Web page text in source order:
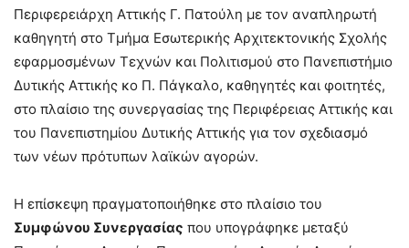
Περιφερειάρχη Αττικής Γ. Πατούλη με τον αναπληρωτή
καθηγητή στο Τμήμα Εσωτερικής Αρχιτεκτονικής Σχολής
εφαρμοσμένων Τεχνών και Πολιτισμού στο Πανεπιστήμιο
Δυτικής Αττικής κο Π. Πάγκαλο, καθηγητές και φοιτητές,
στο πλαίσιο της συνεργασίας της Περιφέρειας Αττικής και
του Πανεπιστημίου Δυτικής Αττικής για τον σχεδιασμό
των νέων πρότυπων λαϊκών αγορών.
Η επίσκεψη πραγματοποιήθηκε στο πλαίσιο του
Συμφώνου Συνεργασίας που υπογράφηκε μεταξύ